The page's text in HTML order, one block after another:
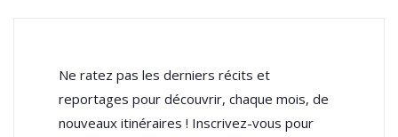
Ne ratez pas les derniers récits et
reportages pour découvrir, chaque mois, de
nouveaux itinéraires ! Inscrivez-vous pour